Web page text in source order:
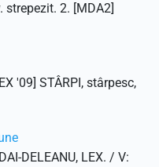
strepezit. 2. [MDA2]
'09] STÂRPI, stârpesc,
DELEANU, LEX. / V: